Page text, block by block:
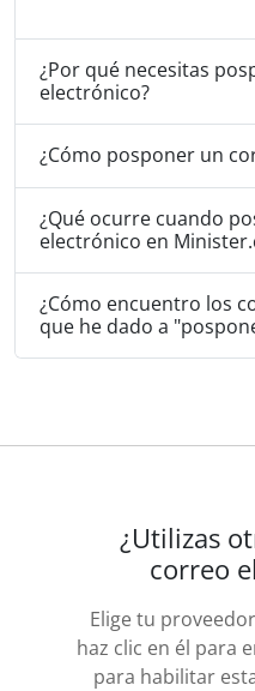
¿Por qué necesitas
electrónico?
¿Cómo posponer un
¿Qué ocurre cuando
electrónico en
¿Cómo encuentro los
que he dado a
¿Utilizas
correo
Elige tu
haz clic en él para
para habilitar